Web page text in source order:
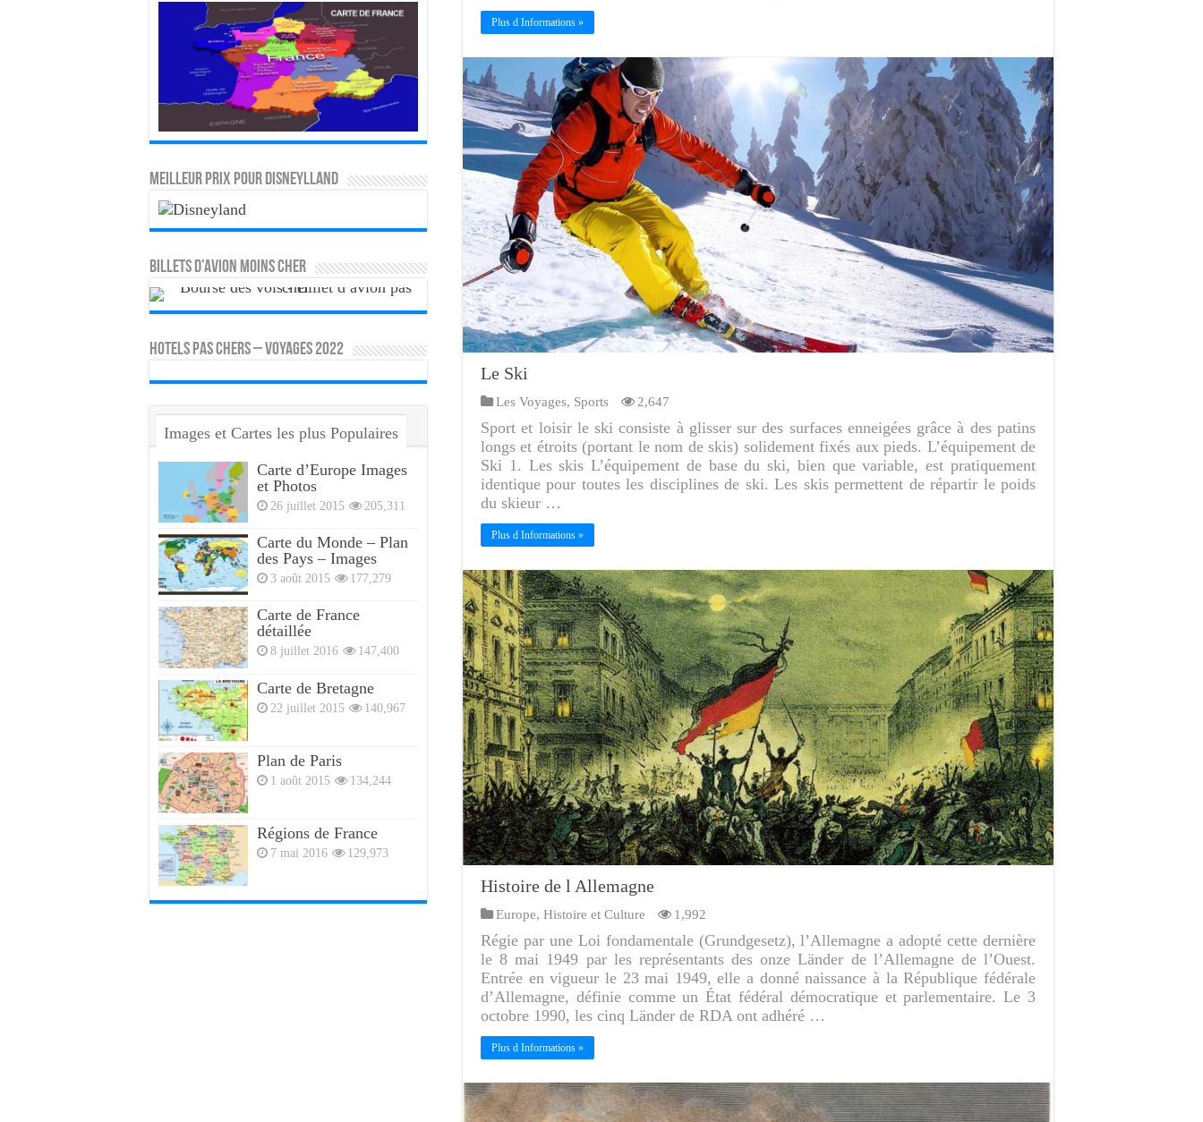
Plus d Informations »
Le Ski
Les Voyages, Sports 2,647
Sport et loisir le ski consiste à glisser sur des surfaces enneigées grâce à des patins
longs et étroits (portant le nom de skis) solidement fixés aux pieds. L’équipement de
Ski 1. Les skis L’équipement de base du ski, bien que variable, est pratiquement
identique pour toutes les disciplines de ski. Les skis permettent de répartir le poids
du skieur …
Plus d Informations »
Histoire de l Allemagne
Europe, Histoire et Culture 1,992
Régie par une Loi fondamentale (Grundgesetz), l’Allemagne a adopté cette dernière
le 8 mai 1949 par les représentants des onze Länder de l’Allemagne de l’Ouest.
Entrée en vigueur le 23 mai 1949, elle a donné naissance à la République fédérale
d’Allemagne, définie comme un État fédéral démocratique et parlementaire. Le 3
octobre 1990, les cinq Länder de RDA ont adhéré …
Plus d Informations »
MEILLEUR PRIX POUR DISNEYLLAND
Billets d’avion moins cher
HOTELS PAS CHERS – VOYAGES 2022
Images et Cartes les plus Populaires
Carte d’Europe Images
et Photos
26 juillet 2015 205,311
Carte du Monde – Plan
des Pays – Images
3 août 2015 177,279
Carte de France
détaillée
8 juillet 2016 147,400
Carte de Bretagne
22 juillet 2015 140,967
Plan de Paris
1 août 2015 134,244
Régions de France
7 mai 2016 129,973